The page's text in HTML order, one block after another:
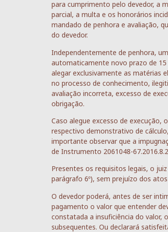
para cumprimento pelo devedor, a
parcial, a multa e os honorários
mandado de penhora e avaliação,
do devedor.
Independentemente de penhora,
automaticamente novo prazo de
alegar exclusivamente as matérias
no processo de conhecimento,
avaliação incorreta, excesso de
obrigação.
Caso alegue excesso de execução,
respectivo demonstrativo de
importante observar que a
de Instrumento 2061048-
Presentes os requisitos legais, o
parágrafo 6º), sem prejuízo dos
O devedor poderá, antes de ser
pagamento o valor que entender
constatada a insuficiência do valor,
subsequentes. Ou declarará